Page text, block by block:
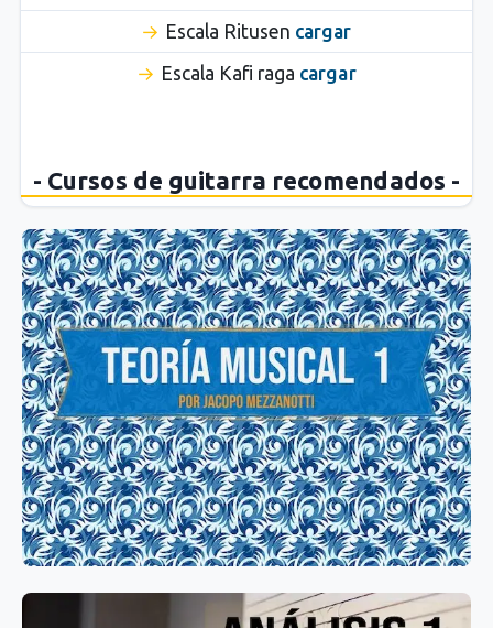
Escala Ritusen cargar
Escala Kafi raga cargar
- Cursos de guitarra recomendados -